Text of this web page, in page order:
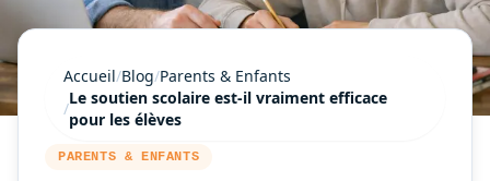
Accueil/Blog/Parents & Enfants
/
Le soutien scolaire est-il vraiment efficace
pour les élèves
PARENTS & ENFANTS